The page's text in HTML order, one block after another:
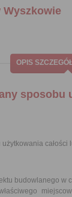
Wyszkowie
OPIS
budowlanego w